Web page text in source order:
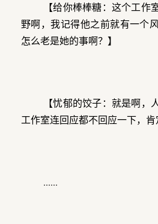
【给你棒棒糖：这个工作
野啊，我记得他之前就有一个
怎么老是她的事啊？】
【忧郁的饺子：就是啊，
工作室连回应都不回应一下，肯
......